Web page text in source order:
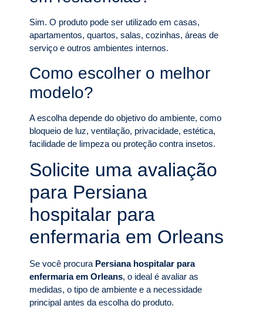
Sim. O produto pode ser utilizado em casas,
apartamentos, quartos, salas, cozinhas, áreas de
serviço e outros ambientes internos.
Como escolher o melhor
modelo?
A escolha depende do objetivo do ambiente, como
bloqueio de luz, ventilação, privacidade, estética,
facilidade de limpeza ou proteção contra insetos.
Solicite uma avaliação
para Persiana
hospitalar para
enfermaria em Orleans
Se você procura Persiana hospitalar para
enfermaria em Orleans, o ideal é avaliar as
medidas, o tipo de ambiente e a necessidade
principal antes da escolha do produto.